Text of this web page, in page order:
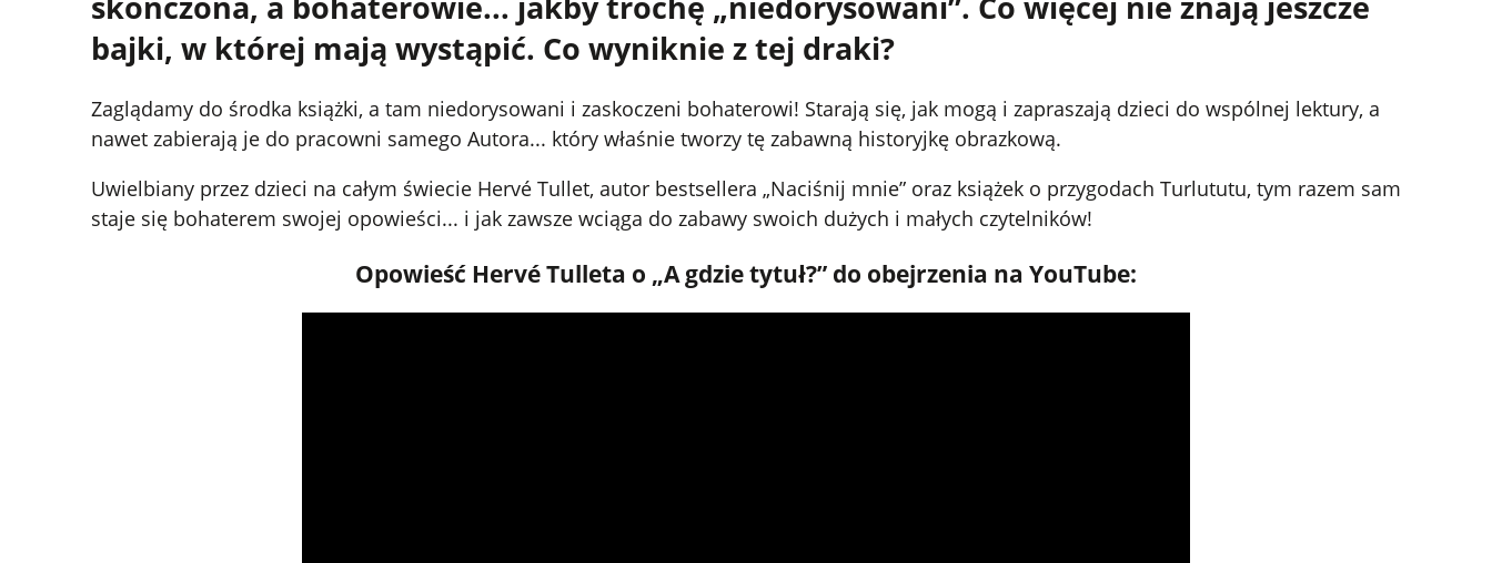
bajki, w której mają wystąpić. Co wyniknie z tej draki?
Zaglądamy do środka książki, a tam niedorysowani i zaskoczeni bohaterowi! Starają się, jak mogą i zapraszają dzieci do wspólnej lektury, a
nawet zabierają je do pracowni samego Autora... który właśnie tworzy tę zabawną historyjkę obrazkową.
Uwielbiany przez dzieci na całym świecie Hervé Tullet, autor bestsellera „Naciśnij mnie” oraz książek o przygodach Turlututu, tym razem sam
staje się bohaterem swojej opowieści... i jak zawsze wciąga do zabawy swoich dużych i małych czytelników!
Opowieść Hervé Tulleta o „A gdzie tytuł?” do obejrzenia na YouTube: